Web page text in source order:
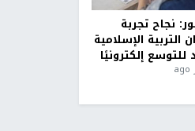
نجاح تجربة
التربية الإسلامية
إلكترونيًا